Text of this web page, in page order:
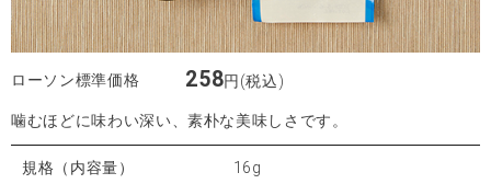
ローソン標準価格 258円(税込)
噛むほどに味わい深い、素朴な美味しさです。
規格（内容量） 16g